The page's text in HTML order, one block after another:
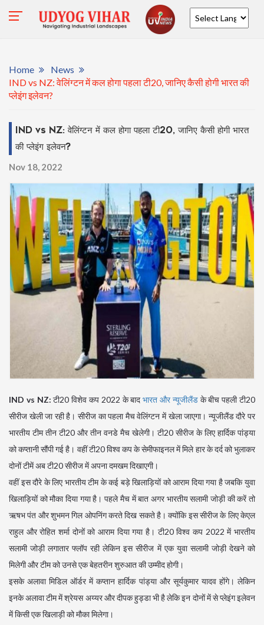
Home
News
IND vs NZ: वेलिंग्टन में कल होगा पहला टी20, जानिए कैसी होगी भारत की
प्लेइंग इलेवन?
IND vs NZ: वेलिंग्टन में कल होगा पहला टी20, जानिए कैसी होगी भारत
की प्लेइंग इलेवन?
Nov 18, 2022
IND vs NZ:टी20 विशेव कप 2022 के बादभारत और न्यूजीलैंडके बीच पहली टी20
सीरीज खेली जा रही है। सीरीज का पहला मैच वेलिंग्टन में खेला जाएगा। न्यूजीलैंड दौरे पर
भारतीय टीम तीन टी20 और तीन वनडे मैच खेलेगी। टी20 सीरीज के लिए हार्दिक पांड्या
को कप्तानी सौंपी गई है। वहीं टी20 विश्व कप के सेमीफाइनल में मिले हार के दर्द को भुलाकर
दोनों टीमें अब टी20 सीरीज में अपना दमखम दिखाएगी।
वहीं इस दौरे के लिए भारतीय टीम के कई बड़े खिलाड़ियों को आराम दिया गया है जबकि युवा
खिलाड़ियों को मौका दिया गया है। पहले मैच में बात अगर भारतीय सलामी जोड़ी की करें तो
ऋषभ पंत और शुभमन गिल ओपनिंग करते दिख सकते है। क्योंकि इस सीरीज के लिए केएल
राहुल और रोहित शर्मा दोनों को आराम दिया गया है। टी20 विश्व कप 2022 में भारतीय
सलामी जोड़ी लगातार फ्लॉप रही लेकिन इस सीरीज में एक युवा सलामी जोड़ी देखने को
मिलेगी और टीम को उनसे एक बेहतरीन शुरुआत की उम्मीद होगी।
इसके अलावा मिडिल ऑर्डर में कप्तान हार्दिक पांड्या और सूर्यकुमार यादव होंगे। लेकिन
इनके अलावा टीम में श्रेयस अय्यर और दीपक हुड्डा भी है लेकि इन दोनों में से प्लेइंग इलेवन
में किसी एक खिलाड़ी को मौका मिलेगा।